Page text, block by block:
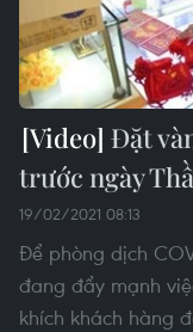
Đặt
trước ngày
19/02/2021 08:13
Để phòng dịch
đang đẩy mạnh
khích khách hàng